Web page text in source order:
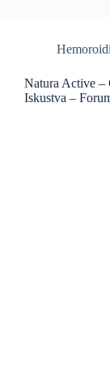
Hemoroidi
Natura Active –
Iskustva –